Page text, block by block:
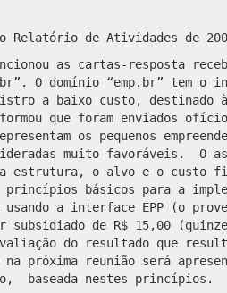
de Atividades de
as cartas-resposta
O domínio “emp.br” tem o
a baixo custo, destinado
que foram enviados
os pequenos
muito favoráveis. O
a estrutura, o alvo e o custo
princípios básicos para a
a interface EPP (o
subsidiado de R$ 15,00
avaliação do resultado que
na próxima reunião será
baseada nestes princípios.